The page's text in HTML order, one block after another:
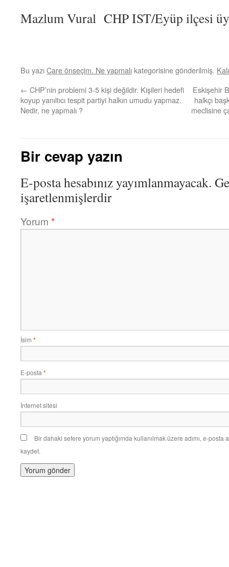
Mazlum Vural CHP IST/Eyüp ilçesi
Bu yazıCare önseçim. Ne yapmalı kategorisine gönderilmiş.
← CHP’nin problemi 3-5 kişi değildir. Kişileri hedefi
koyup yanıltıcı tespit partiyi halkın umudu yapmaz.
Nedir, ne yapmalı ?
Eskişehir
halkçı
meclisine
Bir cevap yazın
E-posta hesabınız yayımlanmayacak.
işaretlenmişlerdir
Yorum *
İsim *
E-posta *
İnternet sitesi
Bir dahaki sefere yorum yaptığımda kullanılmak üzere adımı, e-
kaydet.